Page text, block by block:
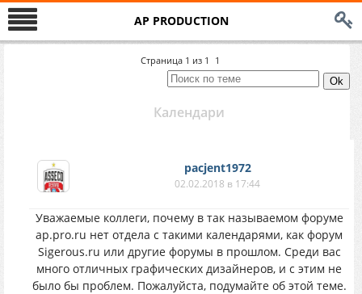
AP PRODUCTION
Страница 1 из 1 1
Календари
pacjent1972
02.02.2018 в 17:44
Уважаемые коллеги, почему в так называемом форуме
ap.pro.ru нет отдела с такими календарями, как форум
Sigerous.ru или другие форумы в прошлом. Среди вас
много отличных графических дизайнеров, и с этим не
было бы проблем. Пожалуйста, подумайте об этой теме.